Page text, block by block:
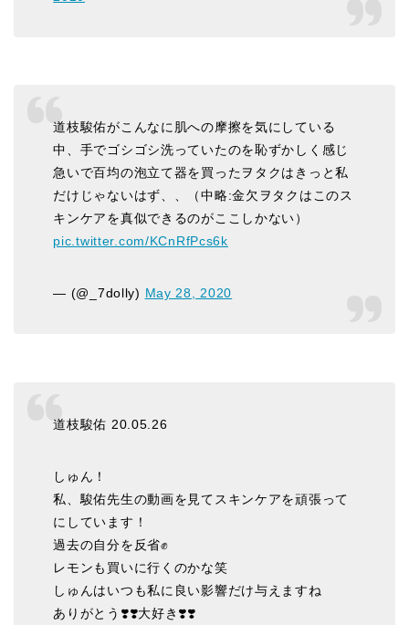
道枝駿佑がこんなに肌への摩擦を気にしている
中、手でゴシゴシ洗っていたのを恥ずかしく感じ
急いで百均の泡立て器を買ったヲタクはきっと私
だけじゃないはず、、（中略:金欠ヲタクはこのス
キンケアを真似できるのがここしかない）
pic.twitter.com/KCnRfPcs6k
— (@_7dolly) May 28, 2020
道枝駿佑 20.05.26
しゅん！
私、駿佑先生の動画を見てスキンケアを頑張って
にしています！
過去の自分を反省✊
レモンも買いに行くのかな笑
しゅんはいつも私に良い影響だけ与えますね
ありがとう❣️❣️大好き❣️❣️